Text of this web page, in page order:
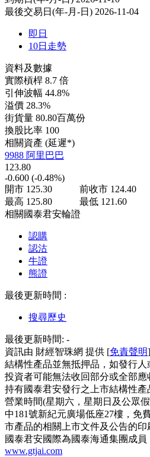
最後交易日(年-月-日) 2026-11-04
即日
10日走勢
資料及數據
實際槓桿 8.7 倍
引伸波幅 44.8%
溢價 28.3%
街貨量 80.80百萬份
換股比率 100
相關資產 (延遲*)
9988 阿里巴巴
123.80
-0.600 (-0.48%)
開市 125.30 前收市 124.40
最高 125.80 最低 121.60
相關國泰君安輪證
認購
認沽
牛證
熊證
最後更新時間 :
搜尋歷史
最後更新時間: -
資訊由 財經智珠網 提供 [免責聲明]
結構性產品並無抵押品，如發行人
投資者可能無法收回部分或全部應
持有國泰君安發行之上市結構性
營業時間(星期六，星期日及公眾
中181號新紀元廣場低座27樓，免
市產品的相關上市文件及公告的印
國泰君安國際為國泰海通集團成員
www.gtjai.com